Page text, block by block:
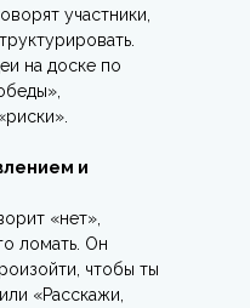
участники,
на доске по
и
«нет»,
ломать. Он
чтобы ты
«Расскажи,